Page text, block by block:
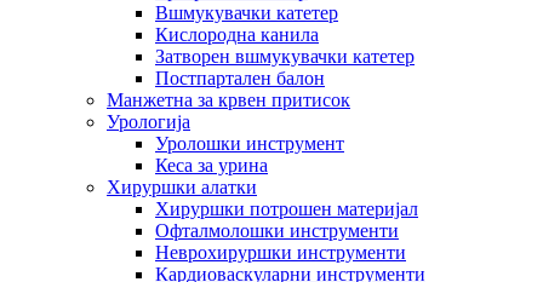
Вшмукувачки катетер
Кислородна канила
Затворен вшмукувачки катетер
Постпартален балон
Манжетна за крвен притисок
Урологија
Уролошки инструмент
Кеса за урина
Хируршки алатки
Хируршки потрошен материјал
Офталмолошки инструменти
Неврохируршки инструменти
Кардиоваскуларни инструменти